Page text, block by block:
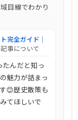
目線でわかり
完全ガイド｜
事について
んだと知っ
魅力が詰まっ
😊歴史散策も
てほしいで